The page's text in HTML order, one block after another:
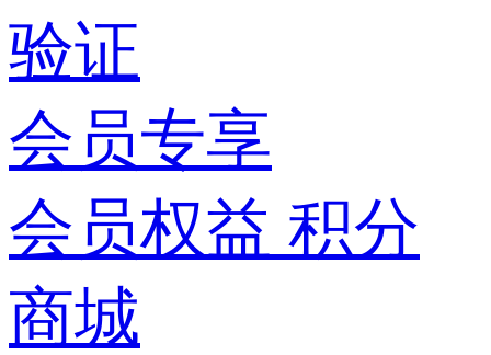
验证
会员专享
会员权益 积分
商城